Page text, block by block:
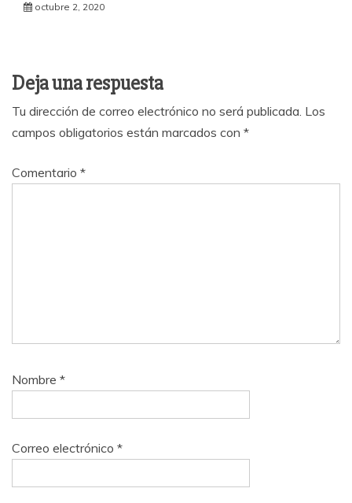
octubre 2, 2020
Deja una respuesta
Tu dirección de correo electrónico no será publicada. Los
campos obligatorios están marcados con *
Comentario *
Nombre *
Correo electrónico *